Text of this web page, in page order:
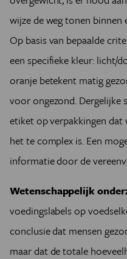
wijze de weg tonen binnen
Op basis van bepaalde
een specifieke kleur: licht/
oranje betekent matig
voor ongezond. Dergelijke
etiket op verpakkingen
het te complex is. Een
informatie door de
Wetenschappelijk
voedingslabels op
conclusie dat mensen
maar dat de totale